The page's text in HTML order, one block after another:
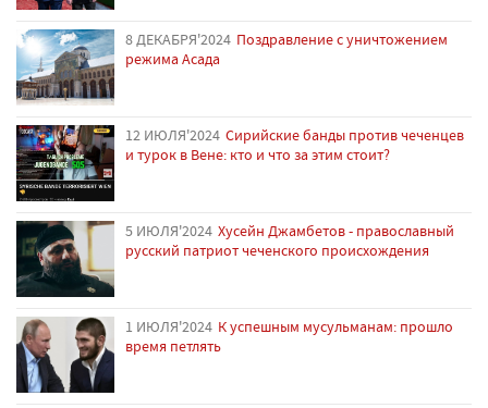
8 ДЕКАБРЯ'2024 Поздравление с уничтожением
режима Асада
12 ИЮЛЯ'2024 Сирийские банды против чеченцев
и турок в Вене: кто и что за этим стоит?
5 ИЮЛЯ'2024 Хусейн Джамбетов - православный
русский патриот чеченского происхождения
1 ИЮЛЯ'2024 К успешным мусульманам: прошло
время петлять